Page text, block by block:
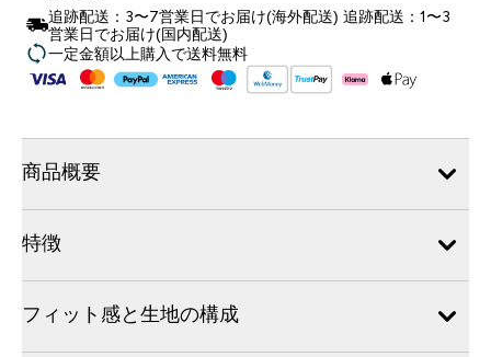
追跡配送：3〜7営業日でお届け(海外配送) 追跡配送：1〜3
営業日でお届け(国内配送)
一定金額以上購入で送料無料
商品概要
特徴
フィット感と生地の構成